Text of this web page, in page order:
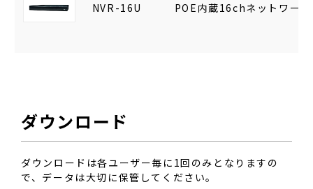
NVR-16U POE内蔵16chネットワー
ダウンロード
ダウンロードは各ユーザー毎に1回のみとなりますの
で、データは大切に保管してください。